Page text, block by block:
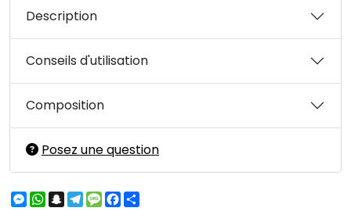
Description
Conseils d'utilisation
Composition
Posez une question
Messenger
WhatsApp
Snapchat
Telegram
MessageFacebook